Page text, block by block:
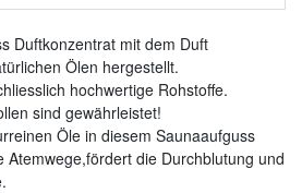
Duftkonzentrat mit dem Duft
Ölen hergestellt.
hochwertige Rohstoffe.
sind gewährleistet!
Öle in diesem Saunaaufguss
Atemwege,fördert die Durchblutung und